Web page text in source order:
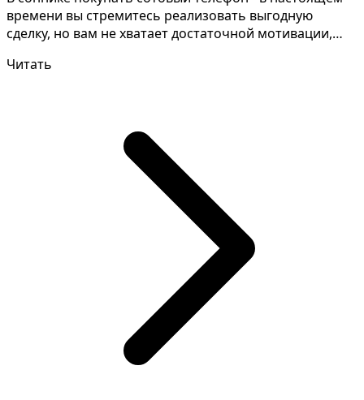
времени вы стремитесь реализовать выгодную
сделку, но вам не хватает достаточной мотивации,
Читать